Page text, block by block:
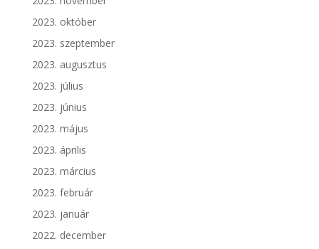
2023. október
2023. szeptember
2023. augusztus
2023. július
2023. június
2023. május
2023. április
2023. március
2023. február
2023. január
2022. december